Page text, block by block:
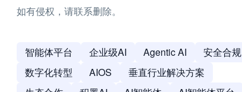
如有侵权，请联系删除。
智能体平台 企业级AI Agentic AI
安全合规
数字化转型
AIOS
垂直行业解决方案